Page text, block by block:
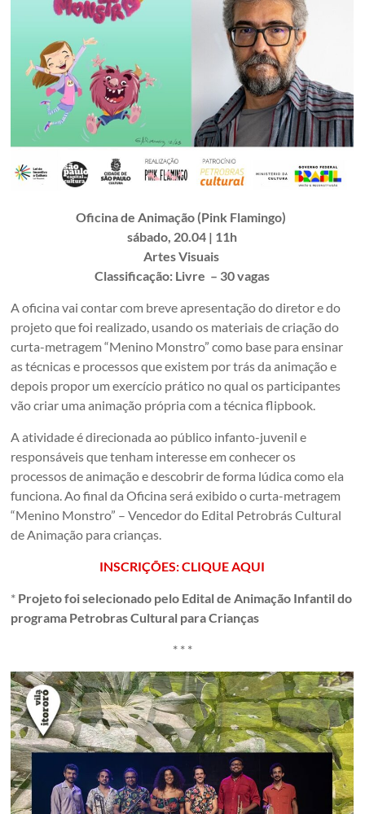
Oficina de Animação (Pink Flamingo)
sábado, 20.04 | 11h
Artes Visuais
Classificação: Livre – 30 vagas
A oficina vai contar com breve apresentação do diretor e do
projeto que foi realizado, usando os materiais de criação do
curta-metragem “Menino Monstro” como base para ensinar
as técnicas e processos que existem por trás da animação e
depois propor um exercício prático no qual os participantes
vão criar uma animação própria com a técnica flipbook.
A atividade é direcionada ao público infanto-juvenil e
responsáveis que tenham interesse em conhecer os
processos de animação e descobrir de forma lúdica como ela
funciona. Ao final da Oficina será exibido o curta-metragem
“Menino Monstro” – Vencedor do Edital Petrobrás Cultural
de Animação para crianças.
INSCRIÇÕES: CLIQUE AQUI
* Projeto foi selecionado pelo Edital de Animação Infantil do
programa Petrobras Cultural para Crianças
* * *